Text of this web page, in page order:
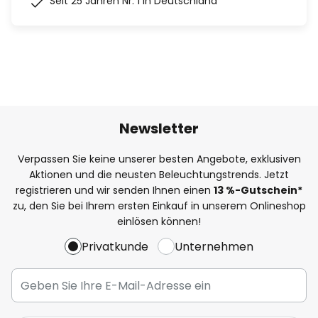
Newsletter
Verpassen Sie keine unserer besten Angebote, exklusiven
Aktionen und die neusten Beleuchtungstrends. Jetzt
registrieren und wir senden Ihnen einen 13 %-Gutschein*
zu, den Sie bei Ihrem ersten Einkauf in unserem Onlineshop
einlösen können!
Privatkunde Unternehmen